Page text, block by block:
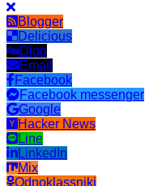
Blogger
Delicious
Digg
Email
Facebook
Facebook messenger
Google
Hacker News
Line
LinkedIn
Mix
Odnoklassniki